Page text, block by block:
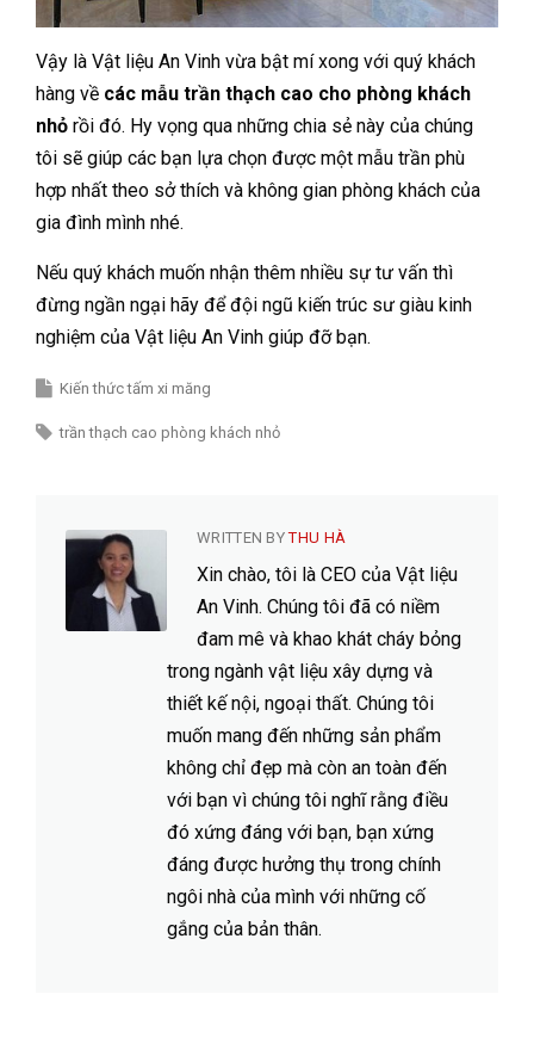
Vậy là Vật liệu An Vinh vừa bật mí xong với quý khách
hàng về các mẫu trần thạch cao cho phòng khách
nhỏ rồi đó. Hy vọng qua những chia sẻ này của chúng
tôi sẽ giúp các bạn lựa chọn được một mẫu trần phù
hợp nhất theo sở thích và không gian phòng khách của
gia đình mình nhé.
Nếu quý khách muốn nhận thêm nhiều sự tư vấn thì
đừng ngần ngại hãy để đội ngũ kiến trúc sư giàu kinh
nghiệm của Vật liệu An Vinh giúp đỡ bạn.
Kiến thức tấm xi măng
trần thạch cao phòng khách nhỏ
WRITTEN BYTHU HÀ
Xin chào, tôi là CEO của Vật liệu
An Vinh. Chúng tôi đã có niềm
đam mê và khao khát cháy bỏng
trong ngành vật liệu xây dựng và
thiết kế nội, ngoại thất. Chúng tôi
muốn mang đến những sản phẩm
không chỉ đẹp mà còn an toàn đến
với bạn vì chúng tôi nghĩ rằng điều
đó xứng đáng với bạn, bạn xứng
đáng được hưởng thụ trong chính
ngôi nhà của mình với những cố
gắng của bản thân.